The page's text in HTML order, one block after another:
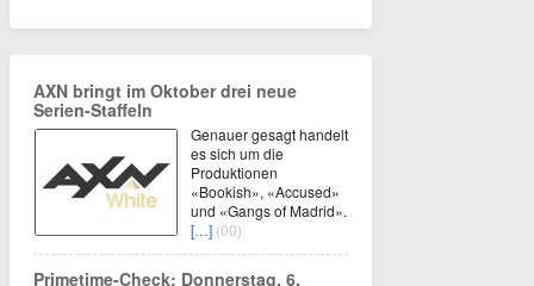
AXN bringt im Oktober drei neue
Serien-Staffeln
Genauer gesagt handelt
es sich um die
Produktionen
«Bookish», «Accused»
und «Gangs of Madrid».
[…] (00)
Primetime-Check: Donnerstag, 6.